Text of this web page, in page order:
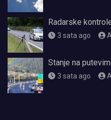
Radarske
3 sata ago
Stanje na
3 sata ago